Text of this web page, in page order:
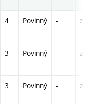
4 Povinný - zá,zk
3 Povinný - zá,zk
3 Povinný - zá,zk